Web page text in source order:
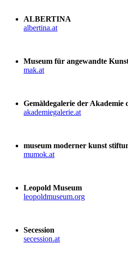
ALBERTINA
albertina.at
Museum für angewandte
mak.at
Gemäldegalerie der Akademie
akademiegalerie.at
museum moderner kunst
mumok.at
Leopold Museum
leopoldmuseum.org
Secession
secession.at